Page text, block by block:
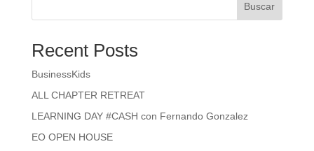
Buscar
Recent Posts
BusinessKids
ALL CHAPTER RETREAT
LEARNING DAY #CASH con Fernando Gonzalez
EO OPEN HOUSE